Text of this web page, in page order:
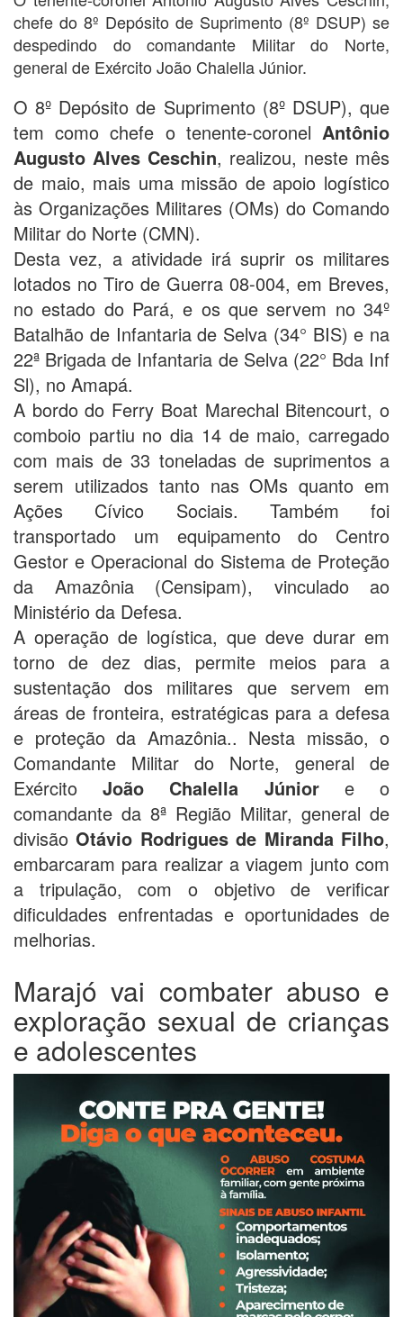
chefe do 8º Depósito de Suprimento (8º DSUP) se
despedindo do comandante Militar do Norte,
general de Exército João Chalella Júnior.
O 8º Depósito de Suprimento (8º DSUP), que
tem como chefe o tenente-coronel Antônio
Augusto Alves Ceschin, realizou, neste mês
de maio, mais uma missão de apoio logístico
às Organizações Militares (OMs) do Comando
Militar do Norte (CMN).
Desta vez, a atividade irá suprir os militares
lotados no Tiro de Guerra 08-004, em Breves,
no estado do Pará, e os que servem no 34º
Batalhão de Infantaria de Selva (34° BIS) e na
22ª Brigada de Infantaria de Selva (22° Bda Inf
Sl), no Amapá.
A bordo do Ferry Boat Marechal Bitencourt, o
comboio partiu no dia 14 de maio, carregado
com mais de 33 toneladas de suprimentos a
serem utilizados tanto nas OMs quanto em
Ações Cívico Sociais. Também foi
transportado um equipamento do Centro
Gestor e Operacional do Sistema de Proteção
da Amazônia (Censipam), vinculado ao
Ministério da Defesa.
A operação de logística, que deve durar em
torno de dez dias, permite meios para a
sustentação dos militares que servem em
áreas de fronteira, estratégicas para a defesa
e proteção da Amazônia.. Nesta missão, o
Comandante Militar do Norte, general de
ExércitoJoão Chalella Júniore o
comandante da 8ª Região Militar, general de
divisãoOtávio Rodrigues de Miranda Filho,
embarcaram para realizar a viagem junto com
a tripulação, com o objetivo de verificar
dificuldades enfrentadas e oportunidades de
melhorias.
Marajó vai combater abuso e
exploração sexual de crianças
e adolescentes